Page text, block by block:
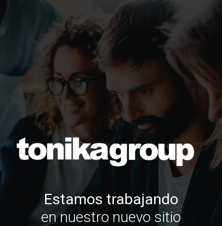
Estamos trabajando
en nuestro nuevo sitio